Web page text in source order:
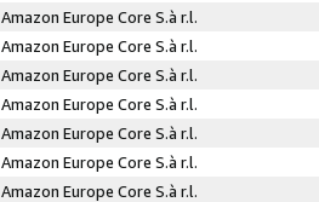
Amazon Europe Core S.à r.l.
Amazon Europe Core S.à r.l.
Amazon Europe Core S.à r.l.
Amazon Europe Core S.à r.l.
Amazon Europe Core S.à r.l.
Amazon Europe Core S.à r.l.
Amazon Europe Core S.à r.l.